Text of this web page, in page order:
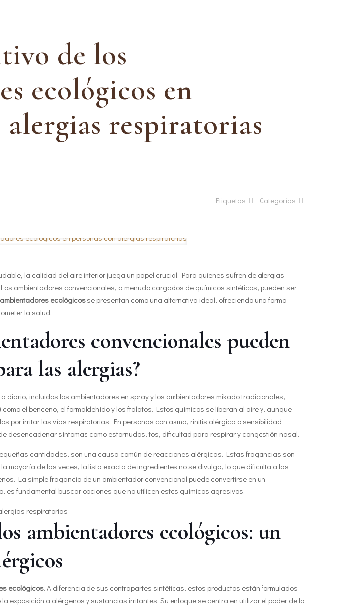
de los
ecológicos en
alergias respiratorias
Categorías
Etiquetas
la calidad del aire interior juega un papel crucial. Para quienes sufren de alergias
ambientadores convencionales, a menudo cargados de químicos sintéticos, pueden ser
ambientadores ecológicosse presentan como una alternativa ideal, ofreciendo una forma
la salud.
convencionales pueden
las alergias?
diario, incluidos los ambientadores en spray y los ambientadores mikado tradicionales,
el benceno, el formaldehído y los ftalatos. Estos químicos se liberan al aire y, aunque
por irritar las vías respiratorias. En personas con asma, rinitis alérgica o sensibilidad
desencadenar síntomas como estornudos, tos, dificultad para respirar y congestión nasal.
cantidades, son una causa común de reacciones alérgicas. Estas fragancias son
mayoría de las veces, la lista exacta de ingredientes no se divulga, lo que dificulta a las
La simple fragancia de un ambientador convencional puede convertirse en un
es fundamental buscar opciones que no utilicen estos químicos agresivos.
ambientadores ecológicos: un
ecológicos. A diferencia de sus contrapartes sintéticas, estos productos están formulados
exposición a alérgenos y sustancias irritantes. Su enfoque se centra en utilizar el poder de la